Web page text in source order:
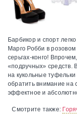
Барбикор и спорт
Марго Робби в
серьгах-конго!
«подручных» средств.
на кукольные
обратить внимание на
эффектное и
Смотрите также: